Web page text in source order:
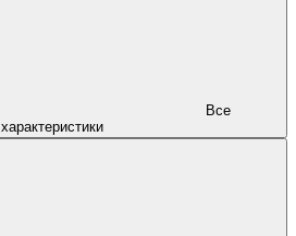
характеристики